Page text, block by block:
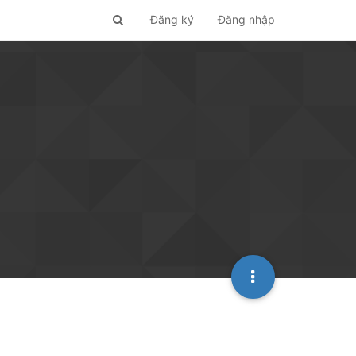
Đăng ký Đăng nhập